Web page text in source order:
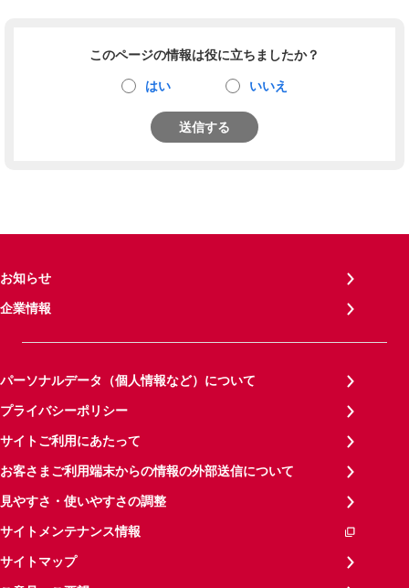
このページの情報は役に立ちましたか？
はい いいえ
送信する
お知らせ
企業情報
パーソナルデータ（個人情報など）について
プライバシーポリシー
サイトご利用にあたって
お客さまご利用端末からの情報の外部送信について
見やすさ・使いやすさの調整
サイトメンテナンス情報
サイトマップ